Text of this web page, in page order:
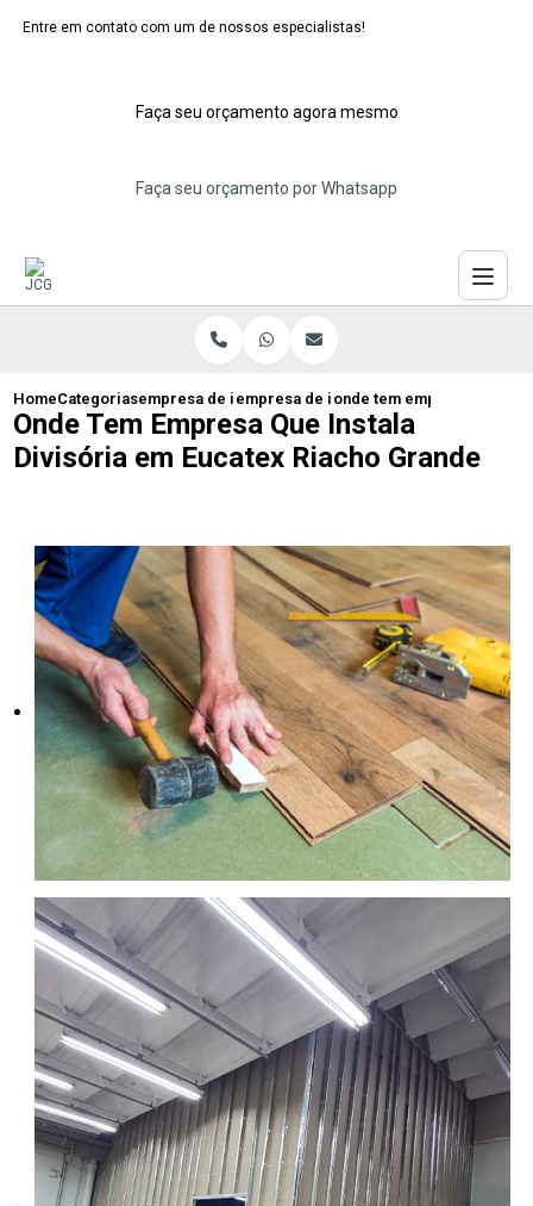
Entre em contato com um de nossos especialistas!
Faça seu orçamento agora mesmo
Faça seu orçamento por Whatsapp
HomeCategoriasempresa de instalacao de eucatex
empresa de instalacao de divisoria de
onde tem empresa que
Onde Tem Empresa Que Instala
Divisória em Eucatex Riacho Grande